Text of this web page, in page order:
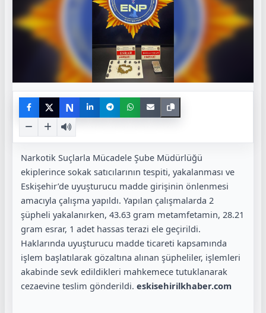
N
Narkotik Suçlarla Mücadele Şube Müdürlüğü
ekiplerince sokak satıcılarının tespiti, yakalanması ve
Eskişehir’de uyuşturucu madde girişinin önlenmesi
amacıyla çalışma yapıldı. Yapılan çalışmalarda 2
şüpheli yakalanırken, 43.63 gram metamfetamin, 28.21
gram esrar, 1 adet hassas terazi ele geçirildi.
Haklarında uyuşturucu madde ticareti kapsamında
işlem başlatılarak gözaltına alınan şüpheliler, işlemleri
akabinde sevk edildikleri mahkemece tutuklanarak
cezaevine teslim gönderildi. eskisehirilkhaber.com